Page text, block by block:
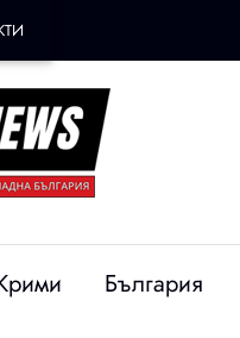
България